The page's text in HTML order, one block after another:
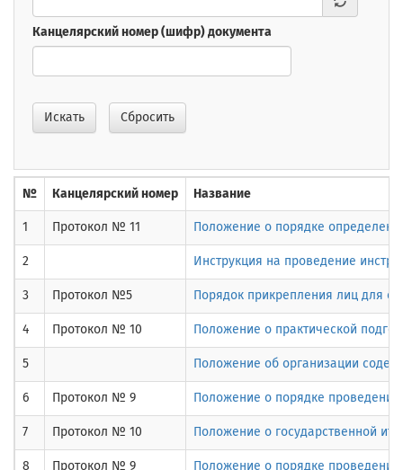
Канцелярский номер (шифр) документа
Искать Сбросить
№ Канцелярский номер Название
1 Протокол № 11 Положение о порядке
2 Инструкция на проведение
3 Протокол №5 Порядок прикрепления лиц для
4 Протокол № 10 Положение о практической
5 Положение об организации
6 Протокол № 9 Положение о порядке
7 Протокол № 10 Положение о государственной
8 Протокол № 9 Положение о порядке